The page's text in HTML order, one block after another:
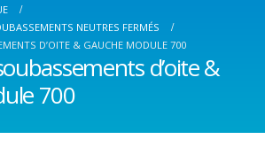
NEUTRES FERMÉS
D’OITE & GAUCHE MODULE 700
d’oite &
700